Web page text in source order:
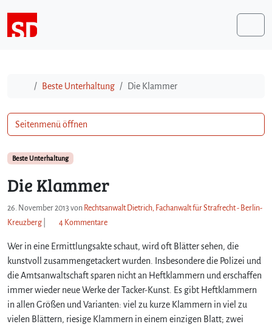
StartBeste Unterhaltung Die Klammer
Beste Unterhaltung
Die Klammer
26. November 2013 von Rechtsanwalt Dietrich, Fachanwalt für Strafrecht - Berlin-
Kreuzberg
4 Kommentarez
D
i
K
a
m
Wer in eine Ermittlungsakte schaut, wird oft Blätter sehen, die
kunstvoll zusammengetackert wurden. Insbesondere die Polizei und
die Amtsanwaltschaft sparen nicht an Heftklammern und erschaffen
immer wieder neue Werke der Tacker-Kunst. Es gibt Heftklammern
in allen Größen und Varianten: viel zu kurze Klammern in viel zu
vielen Blättern, riesige Klammern in einem einzigen Blatt; zwei
Seitenmenü öffnen